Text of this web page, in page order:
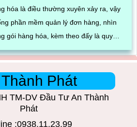
hóa là điều thường xuyên xảy ra, vậy
phần mềm quản lý đơn hàng, nhìn
gói hàng hóa, kèm theo đấy là quy
ghi lại một cách dễ dàng
Phát
TM-DV Đầu Tư An Thành
Phát
:0938.11.23.99